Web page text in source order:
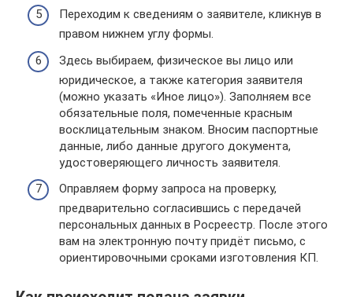
Переходим к сведениям о заявителе, кликнув в
правом нижнем углу формы.
Здесь выбираем, физическое вы лицо или
юридическое, а также категория заявителя
(можно указать «Иное лицо»). Заполняем все
обязательные поля, помеченные красным
восклицательным знаком. Вносим паспортные
данные, либо данные другого документа,
удостоверяющего личность заявителя.
Оправляем форму запроса на проверку,
предварительно согласившись с передачей
персональных данных в Росреестр. После этого
вам на электронную почту придёт письмо, с
ориентировочными сроками изготовления КП.